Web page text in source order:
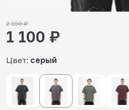
Цвет: серый
2 190 ₽
1 100 ₽